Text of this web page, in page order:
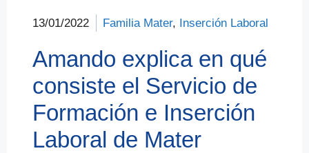
13/01/2022 Familia Mater, Inserción Laboral
Amando explica en qué
consiste el Servicio de
Formación e Inserción
Laboral de Mater